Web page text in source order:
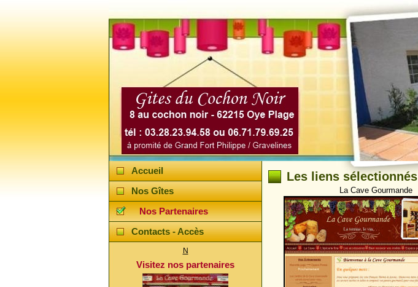
Accueil
Nos Gîtes
Nos Partenaires
Contacts - Accès
N
Visitez nos partenaires
Les liens sélectionnés
La Cave Gourmande